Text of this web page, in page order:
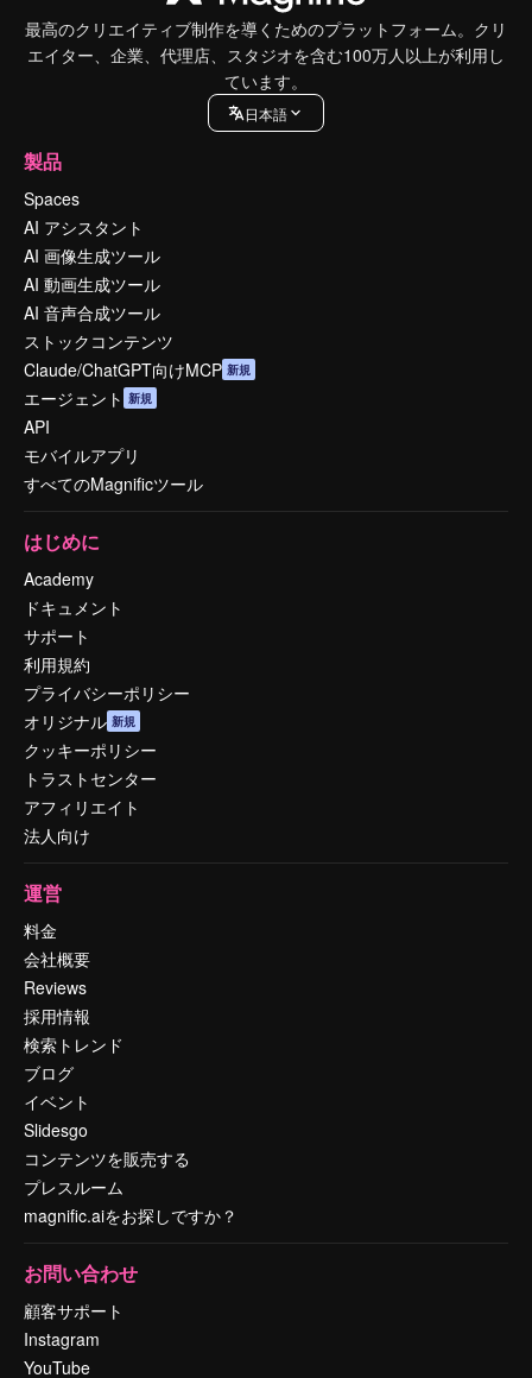
最高のクリエイティブ制作を導くためのプラットフォーム。クリ
エイター、企業、代理店、スタジオを含む100万人以上が利用し
ています。
日本語
製品
Spaces
AI アシスタント
AI 画像生成ツール
AI 動画生成ツール
AI 音声合成ツール
ストックコンテンツ
Claude/ChatGPT向けMCP 新規
エージェント 新規
API
モバイルアプリ
すべてのMagnificツール
はじめに
Academy
ドキュメント
サポート
利用規約
プライバシーポリシー
オリジナル 新規
クッキーポリシー
トラストセンター
アフィリエイト
法人向け
運営
料金
会社概要
Reviews
採用情報
検索トレンド
ブログ
イベント
Slidesgo
コンテンツを販売する
プレスルーム
magnific.aiをお探しですか？
お問い合わせ
顧客サポート
Instagram
YouTube